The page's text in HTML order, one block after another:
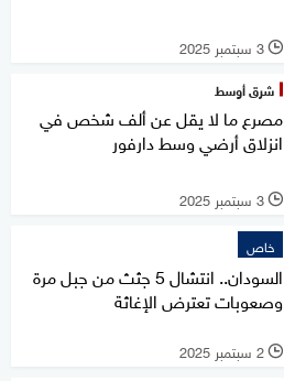
l 3 سبتمبر 2025
شرق أوسط
مصرع ما لا يقل عن ألف شخص في
انزلاق أرضي وسط دارفور
l 3 سبتمبر 2025
خاص
السودان.. انتشال 5 جثث من جبل مرة
وصعوبات تعترض الإغاثة
l 2 سبتمبر 2025